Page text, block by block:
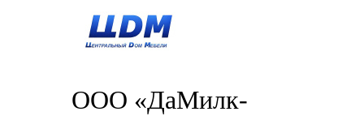
ООО «ДаМилк-